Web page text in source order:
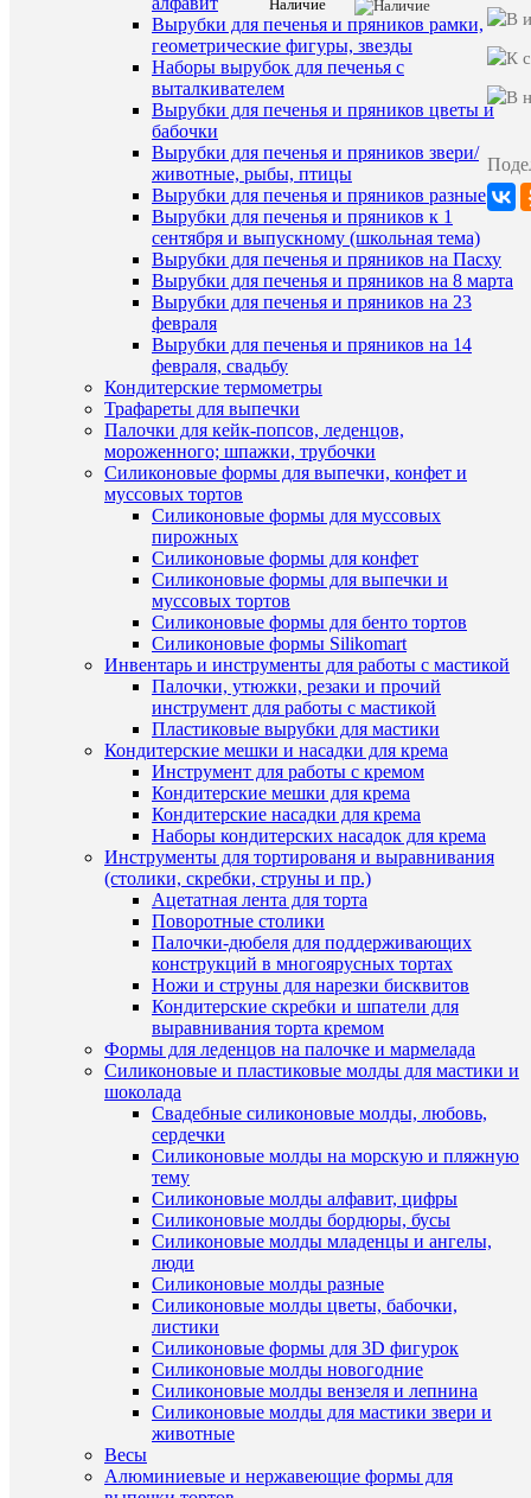
Вырубки для печенья и пряников рамки,
геометрические фигуры, звезды
Наборы вырубок для печенья с
выталкивателем
Вырубки для печенья и пряников цветы и
бабочки
Вырубки для печенья и пряников звери/
животные, рыбы, птицы
Вырубки для печенья и пряников разные
Вырубки для печенья и пряников к 1
сентября и выпускному (школьная тема)
Вырубки для печенья и пряников на Пасху
Вырубки для печенья и пряников на 8 марта
Вырубки для печенья и пряников на 23
февраля
Вырубки для печенья и пряников на 14
февраля, свадьбу
Кондитерские термометры
Трафареты для выпечки
Палочки для кейк-попсов, леденцов,
мороженного; шпажки, трубочки
Силиконовые формы для выпечки, конфет и
муссовых тортов
Силиконовые формы для муссовых
пирожных
Силиконовые формы для конфет
Силиконовые формы для выпечки и
муссовых тортов
Силиконовые формы для бенто тортов
Силиконовые формы Silikomart
Инвентарь и инструменты для работы с мастикой
Палочки, утюжки, резаки и прочий
инструмент для работы с мастикой
Пластиковые вырубки для мастики
Кондитерские мешки и насадки для крема
Инструмент для работы с кремом
Кондитерские мешки для крема
Кондитерские насадки для крема
Наборы кондитерских насадок для крема
Инструменты для тортированя и выравнивания
(столики, скребки, струны и пр.)
Ацетатная лента для торта
Поворотные столики
Палочки-дюбеля для поддерживающих
конструкций в многоярусных тортах
Ножи и струны для нарезки бисквитов
Кондитерские скребки и шпатели для
выравнивания торта кремом
Формы для леденцов на палочке и мармелада
Силиконовые и пластиковые молды для мастики и
шоколада
Свадебные силиконовые молды, любовь,
сердечки
Силиконовые молды на морскую и пляжную
тему
Силиконовые молды алфавит, цифры
Силиконовые молды бордюры, бусы
Силиконовые молды младенцы и ангелы,
люди
Силиконовые молды разные
Силиконовые молды цветы, бабочки,
листики
Силиконовые формы для 3D фигурок
Силиконовые молды новогодние
Силиконовые молды вензеля и лепнина
Силиконовые молды для мастики звери и
животные
Весы
Алюминиевые и нержавеющие формы для
Наличие
Старая
цена
100
набор
форм
5
шт
120
руб.
шт
В
корзину
Купить
в
К
В
наличии
250
руб.